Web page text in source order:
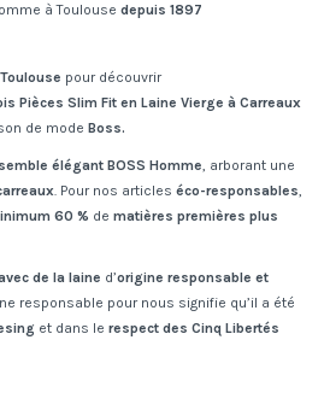
à Toulouse depuis 1897
pour découvrir
Pièces Slim Fit en Laine Vierge à Carreaux
de mode Boss.
élégant BOSS Homme , arborant une
. Pour nos articles éco-responsables
60 % de matières premières plus
de la laine d’origine responsable et
responsable pour nous signifie qu’il a été
et dans le respect des Cinq Libertés